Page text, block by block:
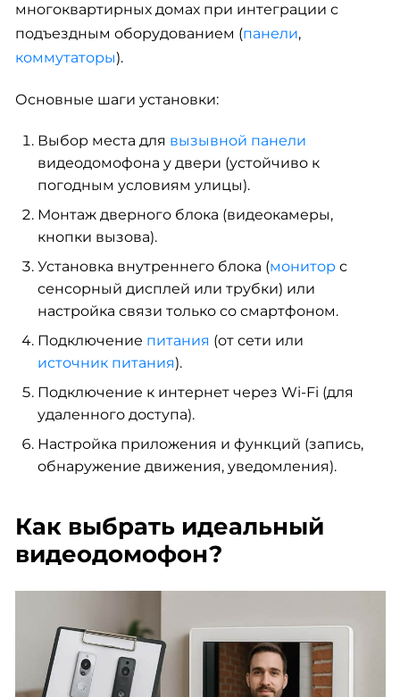
многоквартирных домах при интеграции с
подъездным оборудованием (панели,
коммутаторы).
Основные шаги установки:
Выбор места для вызывной панели
видеодомофона у двери (устойчиво к
погодным условиям улицы).
Монтаж дверного блока (видеокамеры,
кнопки вызова).
Установка внутреннего блока (мониторс
сенсорный дисплей или трубки) или
настройка связи только со смартфоном.
Подключение питания (от сети или
источник питания).
Подключение к интернет через Wi-Fi (для
удаленного доступа).
Настройка приложения и функций (запись,
обнаружение движения, уведомления).
Как выбрать идеальный
видеодомофон?